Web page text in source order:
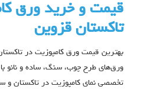
قیمت و خرید ورق
تاکستان قزوین
بهترین قیمت ورق کامپوزیت در تاکستان
ورق‌های طرح چوب، سنگ، ساده و نانو
تخصصی نمای کامپوزیت در تاکستان و